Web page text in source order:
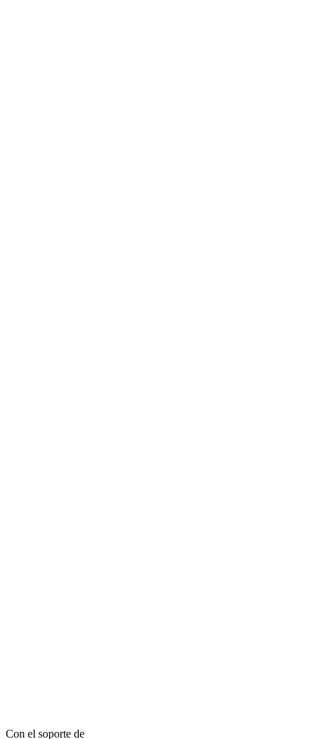
Con el soporte de